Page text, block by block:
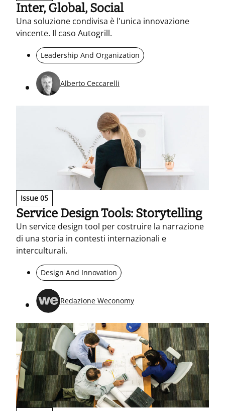
Inter, Global, Social
Una soluzione condivisa è l'unica innovazione
vincente. Il caso Autogrill.
Leadership And Organization
Alberto Ceccarelli
Issue 05
Service Design Tools: Storytelling
Un service design tool per costruire la narrazione
di una storia in contesti internazionali e
interculturali.
Design And Innovation
Redazione Weconomy